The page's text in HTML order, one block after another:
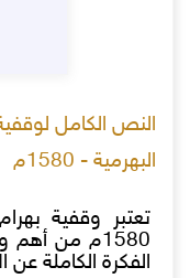
النص الكامل
البهرمية - 1580م
تعتبر وقفية
1580م من أهم
الفكرة الكاملة عن